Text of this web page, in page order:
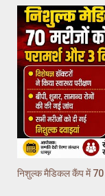
निशुल्क मैडिकल कैंप में 70